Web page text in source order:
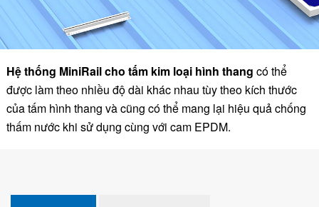
Hệ thống MiniRail cho tấm kim loại hình thang có thể
được làm theo nhiều độ dài khác nhau tùy theo kích thước
của tấm hình thang và cũng có thể mang lại hiệu quả chống
thấm nước khi sử dụng cùng với cam EPDM.